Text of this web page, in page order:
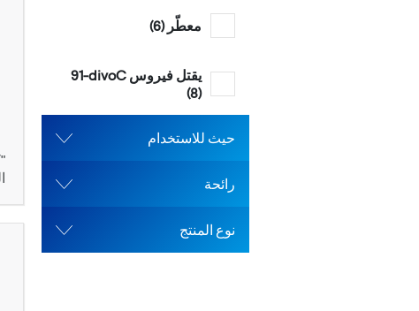
معطّر (6
)
يقتل فيروس Covid-19
(
8
)
حيث للاستخدام
رائحة
نوع المنتج